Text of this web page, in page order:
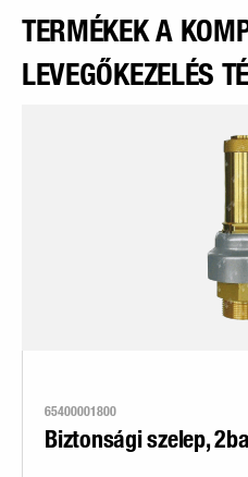
TERMÉKEK A
LEVEGŐKEZELÉS
65400001800
Biztonsági szelep,